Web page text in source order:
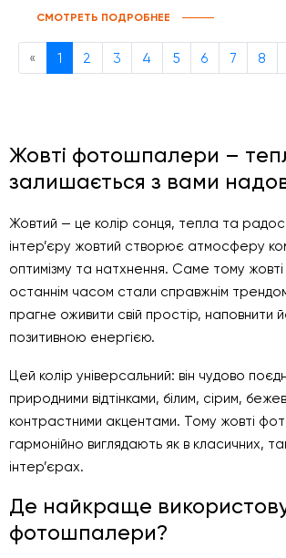
СМОТРЕТЬ ПОДРОБНЕЕ
« Previous
1 2 3 4 5 6 7 8
Жовті фотошпалери –
залишається з вами
Жовтий — це колір сонця, тепла та
інтер’єру жовтий створює атмосферу
оптимізму та натхнення. Саме тому
останнім часом стали справжнім
прагне оживити свій простір, наповнити
позитивною енергією.
Цей колір універсальний: він чудово
природними відтінками, білим, сірим,
контрастними акцентами. Тому жовті
гармонійно виглядають як в класичних,
інтер’єрах.
Де найкраще
фотошпалери?